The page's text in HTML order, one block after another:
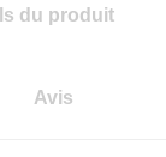
du produit
Avis